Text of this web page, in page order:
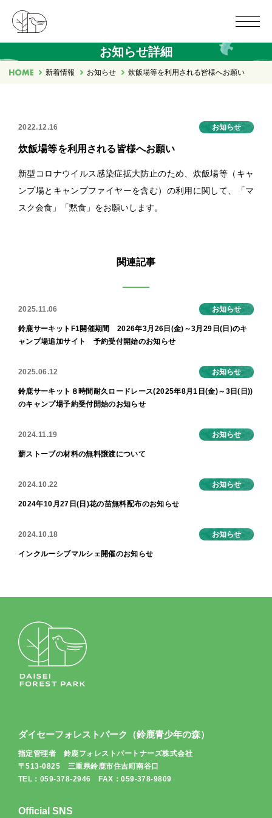
お知らせ詳細
新着情報 お知らせ 炊飯場等を利用される皆様へお願い
2022.12.16 お知らせ
炊飯場等を利用される皆様へお願い
新型コロナウイルス感染症拡大防止のため、炊飯場等（キャ
ンプ場とキャンプファイヤーを含む）の利用に関して、「マ
スク会食」「黙食」をお願いします。
関連記事
2025.11.06 お知らせ
鈴鹿サーキットF1開催期間 2026年3月26日(金)～3月29日(日)のキ
ャンプ場追加サイト 予約受付開始のお知らせ
2025.06.12 お知らせ
鈴鹿サーキット８時間耐久ロードレース(2025年8月1日(金)～3日(日))
のキャンプ場予約受付開始のお知らせ
2024.11.19 お知らせ
薪ストーブの材料の無料譲渡について
2024.10.22 お知らせ
2024年10月27日(日)花の苗無料配布のお知らせ
2024.10.18 お知らせ
インクルーシブマルシェ開催のお知らせ
ダイセーフォレストパーク（鈴鹿青少年の森）
指定管理者 鈴鹿フォレストパートナーズ株式会社
〒513-0825 三重県鈴鹿市住吉町南谷口
TEL：059-378-2946 FAX：059-378-9809
Official SNS